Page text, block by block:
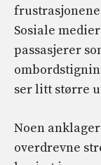
Sosiale
passasjerer
ser litt større
Noen
overdrevne